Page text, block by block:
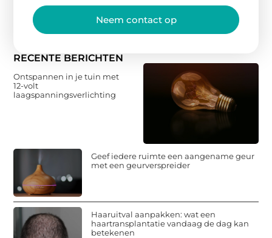
RECENTE BERICHTEN
Ontspannen in je tuin met
12-volt
laagspanningsverlichting
Geef iedere ruimte een aangename geur
met een geurverspreider
Haaruitval aanpakken: wat een
haartransplantatie vandaag de dag kan
betekenen
Neem contact op